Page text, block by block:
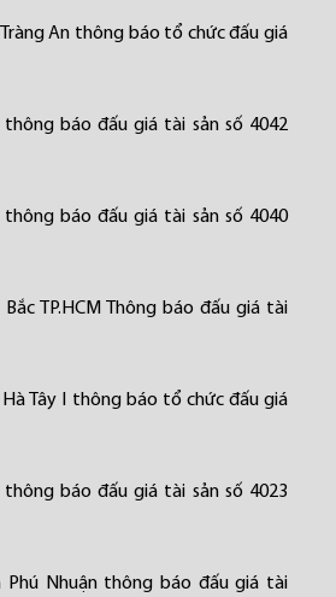
An thông báo tổ chức đấu giá
thông báo đấu giá tài sản số 4042
thông báo đấu giá tài sản số 4040
TP.HCM Thông báo đấu giá tài
Hà Tây I thông báo tổ chức đấu giá
thông báo đấu giá tài sản số 4023
Phú Nhuận thông báo đấu giá tài